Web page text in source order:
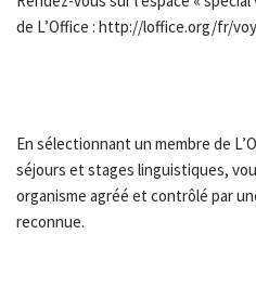
de L’Office : http://loffice.org/fr/
En sélectionnant un membre de
séjours et stages linguistiques,
organisme agréé et contrôlé par
reconnue.